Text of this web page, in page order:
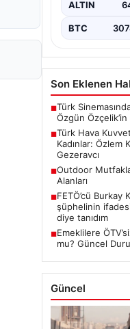
ALTIN
BTC
Son Eklenen
■Türk
Özgün
■Türk Hava
Kadınlar: Özlem
Gezeravcı
■Outdoor
Alanları
■FETÖ’cü Burkay
şüphelinin
diye tanıdım
■Emeklilere
mu? Güncel
Güncel